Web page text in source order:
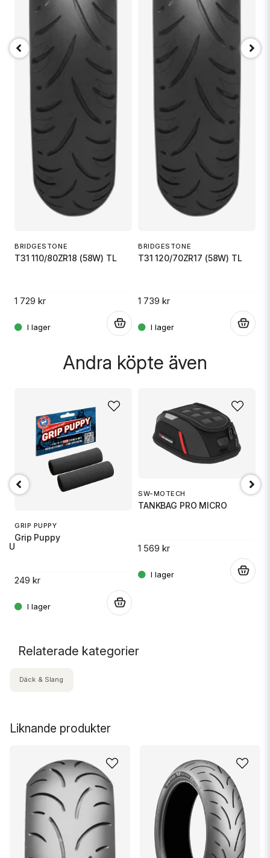
Skicka fråga
BRIDGESTONE
T31 110/80ZR18 (58W) TL
1 729 kr
BRIDGESTONE
T31 120/70ZR17 (58W) TL
1 739 kr
Andra köpte även
RU
GRIP PUPPY
Grip Puppy
249 kr
SW-MOTECH
TANKBAG PRO MICRO
1 569 kr
Liknande produkter
Relaterade kategorier
Däck & Slang